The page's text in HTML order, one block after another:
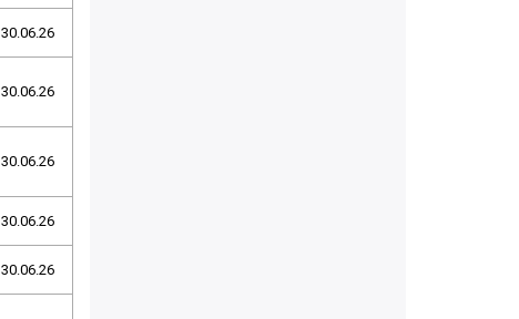
30.06.26
30.06.26
30.06.26
30.06.26
30.06.26